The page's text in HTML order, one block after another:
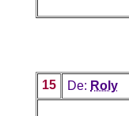
15 De: Roly